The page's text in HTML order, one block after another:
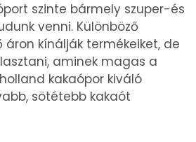
szinte bármely szuper-és
venni. Különböző
áron kínálják termékeiket, de
aminek magas a
kakaópor kiváló
sötétebb kakaót